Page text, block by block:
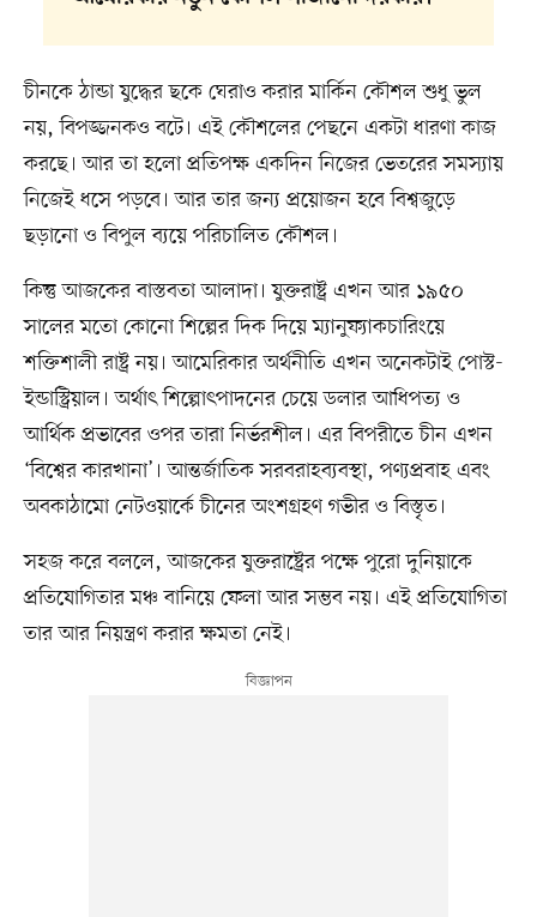
চীনকে ঠান্ডা যুদ্ধের ছকে ঘেরাও করার মার্কিন কৌশল শুধু ভুল
নয়, বিপজ্জনকও বটে। এই কৌশলের পেছনে একটা ধারণা কাজ
করছে। আর তা হলো প্রতিপক্ষ একদিন নিজের ভেতরের সমস্যায়
নিজেই ধসে পড়বে। আর তার জন্য প্রয়োজন হবে বিশ্বজুড়ে
ছড়ানো ও বিপুল ব্যয়ে পরিচালিত কৌশল।
কিন্তু আজকের বাস্তবতা আলাদা। যুক্তরাষ্ট্র এখন আর ১৯৫০
সালের মতো কোনো শিল্পের দিক দিয়ে ম্যানুফ্যাকচারিংয়ে
শক্তিশালী রাষ্ট্র নয়। আমেরিকার অর্থনীতি এখন অনেকটাই পোস্ট-
ইন্ডাস্ট্রিয়াল। অর্থাৎ শিল্পোৎপাদনের চেয়ে ডলার আধিপত্য ও
আর্থিক প্রভাবের ওপর তারা নির্ভরশীল। এর বিপরীতে চীন এখন
‘বিশ্বের কারখানা’। আন্তর্জাতিক সরবরাহব্যবস্থা, পণ্যপ্রবাহ এবং
অবকাঠামো নেটওয়ার্কে চীনের অংশগ্রহণ গভীর ও বিস্তৃত।
সহজ করে বললে, আজকের যুক্তরাষ্ট্রের পক্ষে পুরো দুনিয়াকে
প্রতিযোগিতার মঞ্চ বানিয়ে ফেলা আর সম্ভব নয়। এই প্রতিযোগিতা
তার আর নিয়ন্ত্রণ করার ক্ষমতা নেই।